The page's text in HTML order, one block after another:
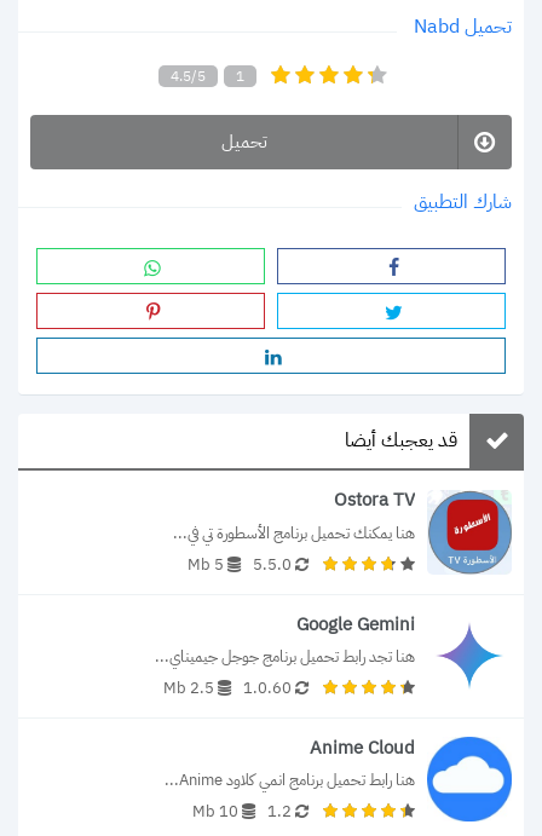
تحميل Nabd
4.5/5 1
تحميل
شارك التطبيق
قد يعجبك أيضا
Ostora TV
هنا يمكنك تحميل برنامج الأسطورة تي في...
5.5.0
5 Mb
Google Gemini
هنا تجد رابط تحميل برنامج جوجل جيميناي...
1.0.60
2.5 Mb
Anime Cloud
هنا رابط تحميل برنامج انمي كلاود Anime...
1.2
10 Mb